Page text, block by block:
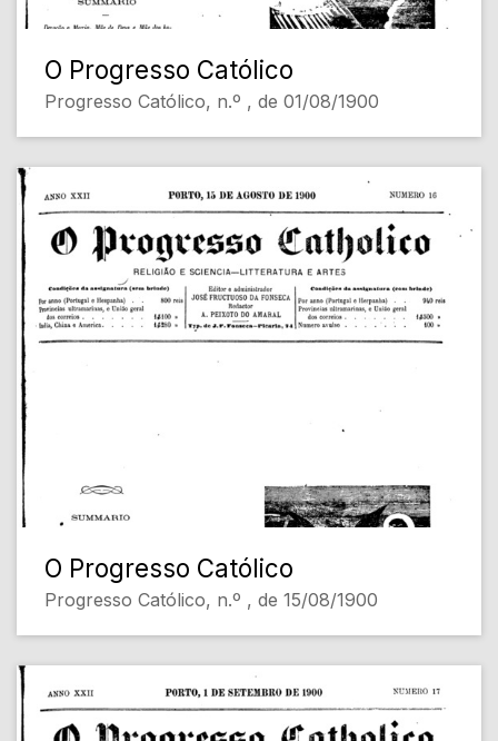
O Progresso Católico
Progresso Católico, n.º , de 01/08/1900
O Progresso Católico
Progresso Católico, n.º , de 15/08/1900